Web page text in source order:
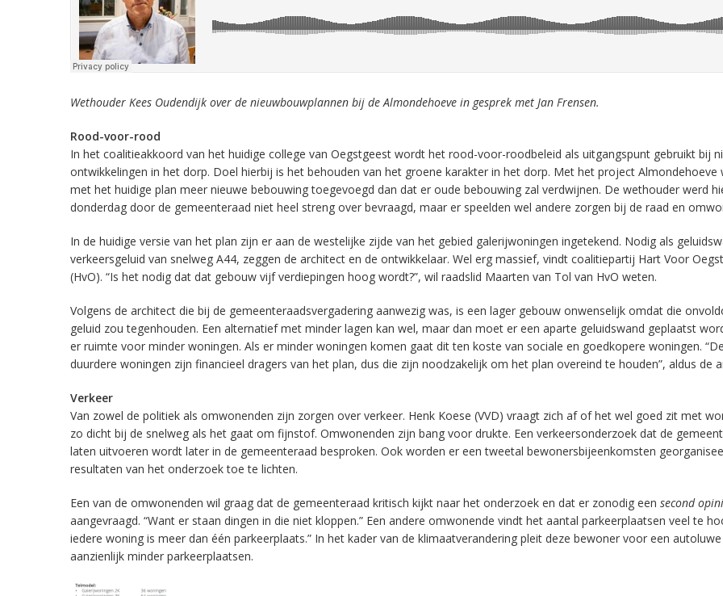
Wethouder Kees Oudendijk over de nieuwbouwplannen bij de Almondehoeve in gesprek met Jan Frensen.
Rood-voor-rood
In het coalitieakkoord van het huidige college van Oegstgeest wordt het rood-voor-roodbeleid als uitgangspunt gebruikt bij
ontwikkelingen in het dorp. Doel hierbij is het behouden van het groene karakter in het dorp. Met het project Almondehoeve
met het huidige plan meer nieuwe bebouwing toegevoegd dan dat er oude bebouwing zal verdwijnen. De wethouder werd
donderdag door de gemeenteraad niet heel streng over bevraagd, maar er speelden wel andere zorgen bij de raad en
In de huidige versie van het plan zijn er aan de westelijke zijde van het gebied galerijwoningen ingetekend. Nodig als
verkeersgeluid van snelweg A44, zeggen de architect en de ontwikkelaar. Wel erg massief, vindt coalitiepartij Hart Voor
(HvO). “Is het nodig dat dat gebouw vijf verdiepingen hoog wordt?”, wil raadslid Maarten van Tol van HvO weten.
Volgens de architect die bij de gemeenteraadsvergadering aanwezig was, is een lager gebouw onwenselijk omdat die
geluid zou tegenhouden. Een alternatief met minder lagen kan wel, maar dan moet er een aparte geluidswand geplaatst
er ruimte voor minder woningen. Als er minder woningen komen gaat dit ten koste van sociale en goedkopere woningen. “De
duurdere woningen zijn financieel dragers van het plan, dus die zijn noodzakelijk om het plan overeind te houden”, aldus de
Verkeer
Van zowel de politiek als omwonenden zijn zorgen over verkeer. Henk Koese (VVD) vraagt zich af of het wel goed zit met
zo dicht bij de snelweg als het gaat om fijnstof. Omwonenden zijn bang voor drukte. Een verkeersonderzoek dat de
laten uitvoeren wordt later in de gemeenteraad besproken. Ook worden er een tweetal bewonersbijeenkomsten
resultaten van het onderzoek toe te lichten.
Een van de omwonenden wil graag dat de gemeenteraad kritisch kijkt naar het onderzoek en dat er zonodig een second
aangevraagd. “Want er staan dingen in die niet kloppen.” Een andere omwonende vindt het aantal parkeerplaatsen veel te
iedere woning is meer dan één parkeerplaats.” In het kader van de klimaatverandering pleit deze bewoner voor een
aanzienlijk minder parkeerplaatsen.